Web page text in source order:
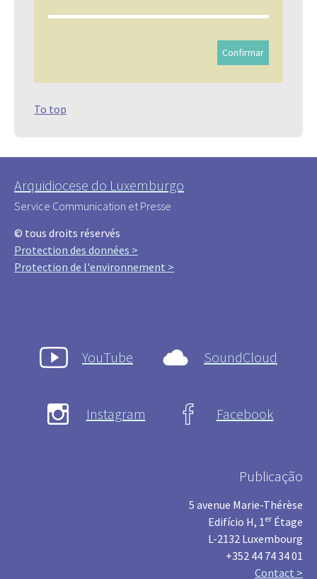
To top
Arquidiocese do Luxemburgo
Service Communication et Presse
© tous droits réservés
Protection des données >
Protection de l'environnement >
YouTube SoundCloud
Instagram Facebook
Publicação
5 avenue Marie-Thérèse
Edifício H, 1er Étage
L-2132 Luxembourg
+352 44 74 34 01
Contact >